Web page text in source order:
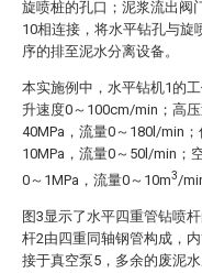
旋喷桩的孔口；泥浆流出阀
10相连接，将水平钻孔与旋
序的排至泥水分离设备。
本实施例中，水平钻机1的
升速度0～100cm/min；高
40MPa，流量0～180l/min
10MPa，流量0～50l/min；
0～1MPa，流量0～10m3/
图3显示了水平四重管钻喷
杆2由四重同轴钢管构成，
接于真空泵5，多余的废泥